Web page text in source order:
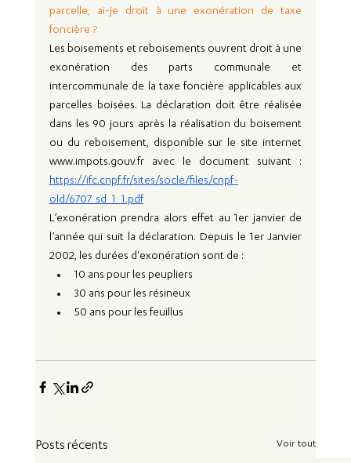
parcelle, ai-je droit à une exonération de taxe
foncière ?
Les boisements et reboisements ouvrent droit à une
exonération des parts communale et
intercommunale de la taxe foncière applicables aux
parcelles boisées. La déclaration doit être réalisée
dans les 90 jours après la réalisation du boisement
www.impots.gouv.fr
https://ifc.cnpf.fr/sites/socle/files/cnpf-
old/6707_sd_1_1.pdf
L’exonération prendra alors effet au 1er janvier de
l’année qui suit la déclaration. Depuis le 1er Janvier
2002, les durées d'exonération sont de :
10 ans pour les peupliers
30 ans pour les résineux
50 ans pour les feuillus
Posts récents Voir tout